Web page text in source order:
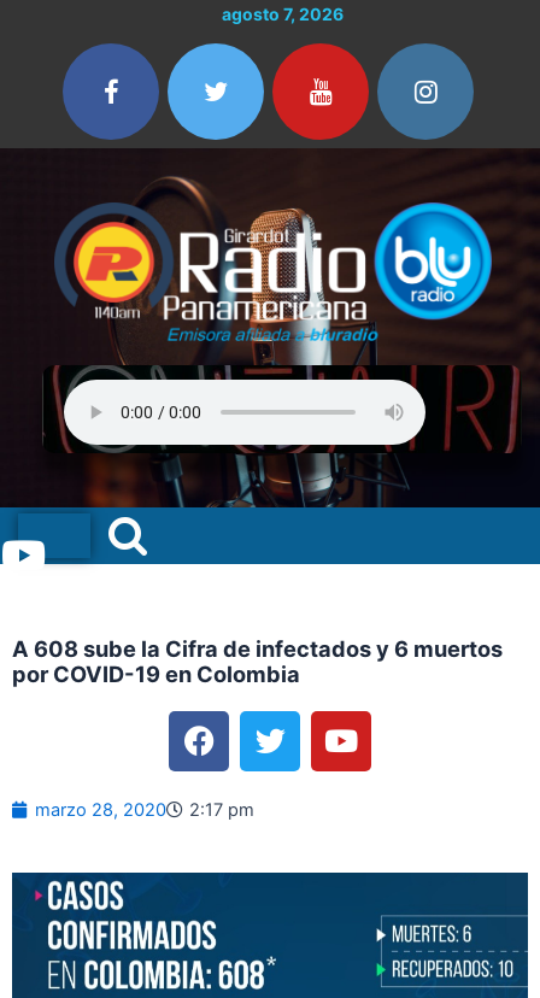
contenido
agosto 7, 2026
Menu
A 608 sube la Cifra de infectados y 6 muertos
por COVID-19 en Colombia
F
a
c
e
k
T
w
i
Y
o
u
marzo 28, 2020 2:17 pm